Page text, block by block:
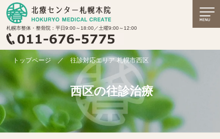
札幌市整体・整骨院：平日9:00～18:00／土曜9:00～12:00
トップページ ／ 往診対応エリア 札幌市西区
西区の往診治療